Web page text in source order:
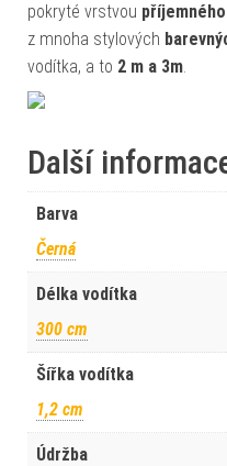
pokryté vrstvou příjemného
z mnoha stylových
vodítka, a to 2 m a 3m.
Další
Barva
Černá
Délka vodítka
300 cm
Šířka vodítka
1,2 cm
Údržba